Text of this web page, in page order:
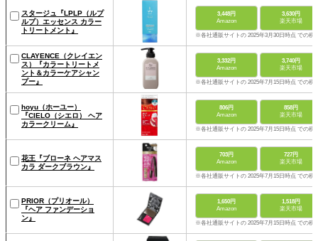
スタージュ『LPLP（ルプ
ルプ）エッセンス カラー
トリートメント』
3,448円
Amazon
3,630円
楽天市場
※各社通販サイトの 2025年3月30日時点 での税
CLAYENCE（クレイエン
ス）『カラートリートメ
ント＆カラーケアシャン
プー』
3,332円
Amazon
3,740円
楽天市場
※各社通販サイトの 2025年7月15日時点 での税
hoyu（ホーユー）
『CIELO（シエロ） ヘア
カラークリーム』
806円
Amazon
858円
楽天市場
※各社通販サイトの 2025年7月15日時点 での税
花王『ブローネ ヘアマス
カラ ダークブラウン』
703円
Amazon
727円
楽天市場
※各社通販サイトの 2025年7月15日時点 での税
PRIOR（プリオール）
『ヘア ファンデーショ
ン』
1,650円
Amazon
1,518円
楽天市場
※各社通販サイトの 2025年7月15日時点 での税